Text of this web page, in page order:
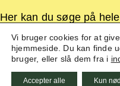
Her kan du søge på
vores arkiv.
Vi bruger cookies for at
hjemmeside. Du kan finde
bruger, eller slå dem fra i
Accepter alle Kun